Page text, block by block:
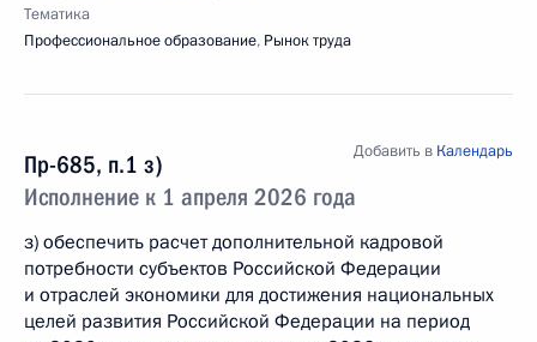
Тематика
Профессиональное образование, Рынок труда
Пр-685, п.1 з)
Исполнение к 1 апреля 2026 года
Добавить в Календарь
з) обеспечить расчет дополнительной кадровой
потребности субъектов Российской Федерации
и отраслей экономики для достижения национальных
целей развития Российской Федерации на период